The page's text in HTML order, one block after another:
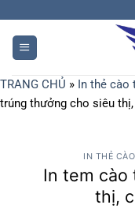
TRANG CHỦ » In thẻ cào
trúng thưởng cho siêu
IN THẺ
In tem cào
thị,